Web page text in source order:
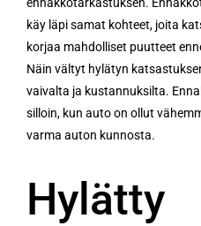
käy läpi samat kohteet, joita
korjaa mahdolliset puutteet
Näin vältyt hylätyn
vaivalta ja kustannuksilta.
silloin, kun auto on ollut
varma auton kunnosta.
Hylätty